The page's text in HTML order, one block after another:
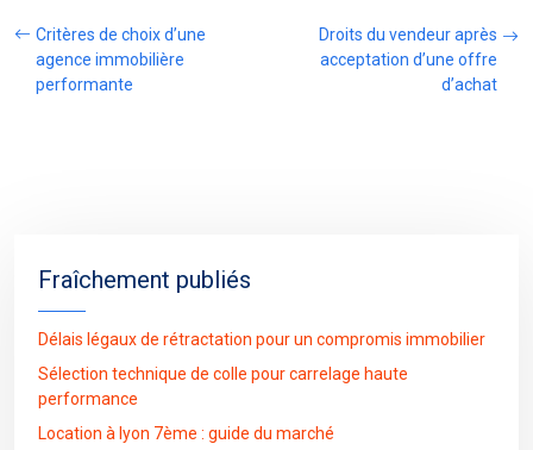
Critères de choix d’une
agence immobilière
performante
Droits du vendeur après
acceptation d’une offre
d’achat
Fraîchement publiés
Délais légaux de rétractation pour un compromis immobilier
Sélection technique de colle pour carrelage haute
performance
Location à lyon 7ème : guide du marché